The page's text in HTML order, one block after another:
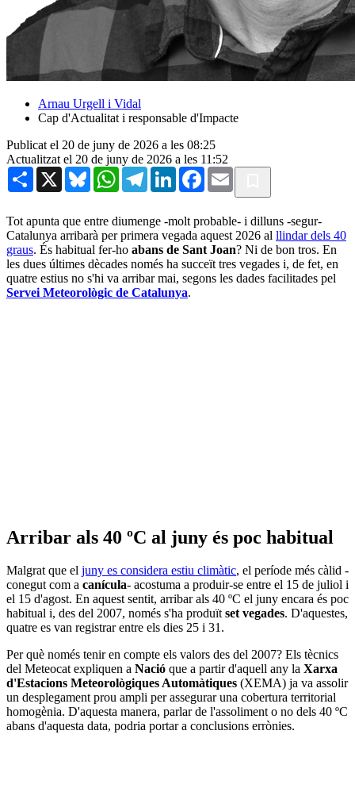
Arnau Urgell i Vidal
Cap d'Actualitat i responsable d'Impacte
Publicat el 20 de juny de 2026 a les 08:25
Actualitzat el 20 de juny de 2026 a les 11:52
Share X BlueskyWhatsAppTelegramLinkedInFacebook
Email
Tot apunta que entre diumenge -molt probable- i dilluns -segur-
Catalunya arribarà per primera vegada aquest 2026 al llindar dels 40
graus. És habitual fer-ho abans de Sant Joan? Ni de bon tros. En
les dues últimes dècades només ha succeït tres vegades i, de fet, en
quatre estius no s'hi va arribar mai, segons les dades facilitades pel
Servei Meteorològic de Catalunya.
Arribar als 40 ºC al juny és poc habitual
Malgrat que el juny es considera estiu climàtic, el període més càlid -
conegut com a canícula- acostuma a produir-se entre el 15 de juliol i
el 15 d'agost. En aquest sentit, arribar als 40 ºC el juny encara és poc
habitual i, des del 2007, només s'ha produïtset vegades. D'aquestes,
quatre es van registrar entre els dies 25 i 31.
Per què només tenir en compte els valors des del 2007? Els tècnics
del Meteocat expliquen a Nació que a partir d'aquell any la Xarxa
d'Estacions Meteorològiques Automàtiques (XEMA) ja va assolir
un desplegament prou ampli per assegurar una cobertura territorial
homogènia. D'aquesta manera, parlar de l'assoliment o no dels 40 ºC
abans d'aquesta data, podria portar a conclusions errònies.